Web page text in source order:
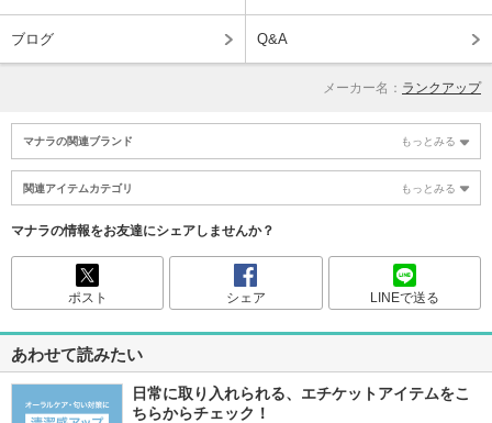
ブログ Q&A
メーカー名： ランクアップ
マナラの関連ブランド もっとみる
関連アイテムカテゴリ もっとみる
マナラの情報をお友達にシェアしませんか？
ポスト シェア LINEで送る
あわせて読みたい
日常に取り入れられる、エチケットアイテムをこ
ちらからチェック！